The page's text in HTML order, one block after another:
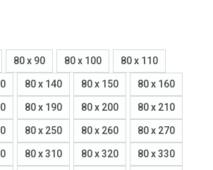
80 x 90 80 x 100 80 x 110
80 x 140 80 x 150 80 x 160
80 x 190 80 x 200 80 x 210
80 x 250 80 x 260 80 x 270
80 x 310 80 x 320 80 x 330